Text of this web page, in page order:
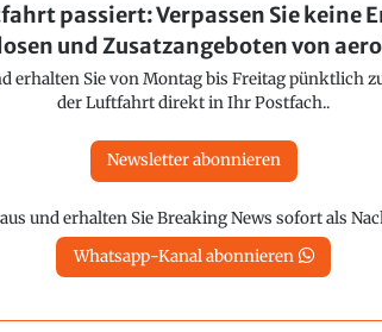
passiert: Verpassen Sie
und Zusatzangeboten von
erhalten Sie von Montag bis Freitag pünktlich
der Luftfahrt direkt in Ihr Postfach..
Newsletter abonnieren
und erhalten Sie Breaking News sofort als
Whatsapp-Kanal abonnieren